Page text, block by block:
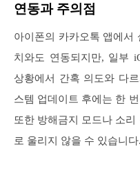
연동과 주의점
아이폰의 카카오톡 앱에서
치와도 연동되지만, 일부
상황에서 간혹 의도와 다
스템 업데이트 후에는 한
또한 방해금지 모드나 소
로 울리지 않을 수 있습니